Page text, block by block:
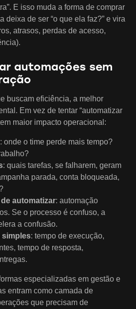
E isso muda a forma de comprar
deixa de ser “o que ela faz?” e vira
atrasos, perdas de acesso,
automações sem
buscam eficiência, a melhor
Em vez de tentar “automatizar
maior impacto operacional:
: onde o time perde mais tempo?
: quais tarefas, se falharem, geram
parada, conta bloqueada,
automatizar: automação
Se o processo é confuso, a
a confusão.
simples: tempo de execução,
tempo de resposta,
especializadas em gestão e
entram como camada de
que precisam de